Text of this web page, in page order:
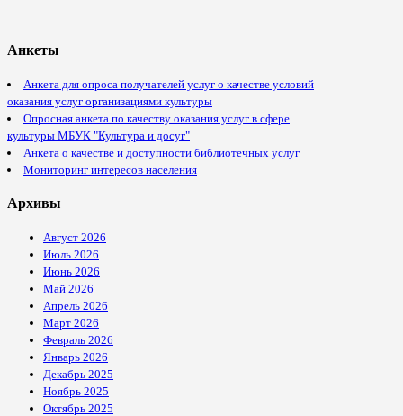
Анкеты
Анкета для опроса получателей услуг о качестве условий
оказания услуг организациями культуры
Опросная анкета по качеству оказания услуг в сфере
культуры МБУК "Культура и досуг"
Анкета о качестве и доступности библиотечных услуг
Мониторинг интересов населения
Архивы
Август 2026
Июль 2026
Июнь 2026
Май 2026
Апрель 2026
Март 2026
Февраль 2026
Январь 2026
Декабрь 2025
Ноябрь 2025
Октябрь 2025